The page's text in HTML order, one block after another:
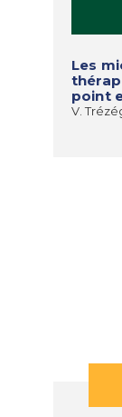
Les
point
V.